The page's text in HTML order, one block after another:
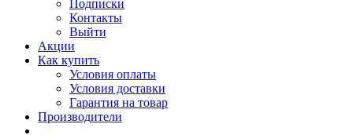
Подписки
Контакты
Выйти
Акции
Как купить
Условия оплаты
Условия доставки
Гарантия на товар
Производители